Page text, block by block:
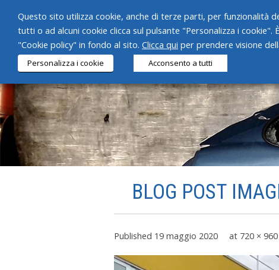
BLOG POST
Published 19 maggio 2020 at 720 × 960
Questo sito utilizza cookie, anche di terze parti, per funzionalità
tutti o ad alcuni cookie clicca sul pulsante "Personalizza i
"Cookie policy" in fondo al sito. Clicca qui per prendere visione
Personalizza i cookie Acconsento a tutti